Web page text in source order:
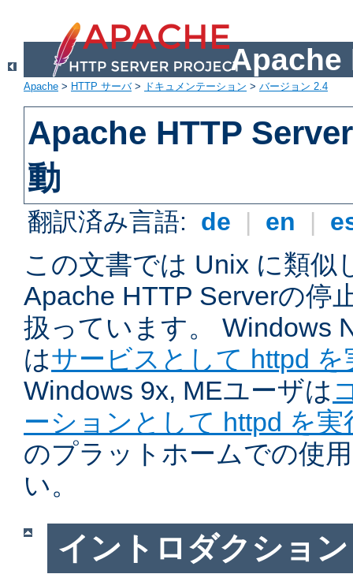
Apache
Apache > HTTP サーバ> ドキュメンテーション > バージョン 2.4
Apache HTTP
動
翻訳済み言語: de | en |
この文書では Unix に類似
Apache HTTP Serverの停
扱っています。 Windows
はサービスとして httpd を
Windows 9x, MEユーザは
ーションとして httpd を実
のプラットホームでの使
い。
イントロダクション